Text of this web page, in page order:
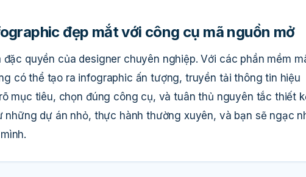
đẹp mắt với công cụ mã nguồn mở
quyền của designer chuyên nghiệp. Với các phần mềm
có thể tạo ra infographic ấn tượng, truyền tải thông tin hiệu
mục tiêu, chọn đúng công cụ, và tuân thủ nguyên tắc thiết
những dự án nhỏ, thực hành thường xuyên, và bạn sẽ ngạc